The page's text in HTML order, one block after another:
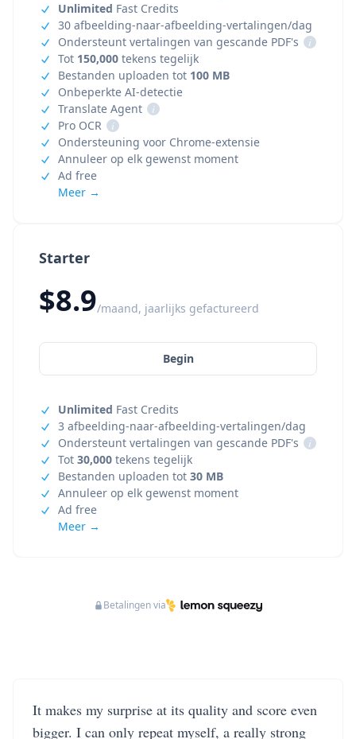
Starter
$8.9/maand, jaarlijks gefactureerd
Begin
Unlimited Fast Credits
3 afbeelding-naar-afbeelding-vertalingen/dag
Ondersteunt vertalingen van gescande PDF's
i
Tot 30,000 tekens tegelijk
Bestanden uploaden tot 30 MB
Annuleer op elk gewenst moment
Ad free
Meer →
Unlimited Fast Credits
30 afbeelding-naar-afbeelding-vertalingen/dag
Ondersteunt vertalingen van gescande PDF's
i
Tot 150,000 tekens tegelijk
Bestanden uploaden tot 100 MB
Onbeperkte AI-detectie
Translate Agent
i
Pro OCR
i
Ondersteuning voor Chrome-extensie
Annuleer op elk gewenst moment
Ad free
Meer →
Betalingen via
It makes my surprise at its quality and score even
bigger. I can only repeat myself, a really strong